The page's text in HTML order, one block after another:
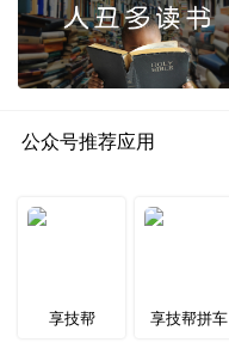
公众号推荐应用
享技帮 享技帮拼车